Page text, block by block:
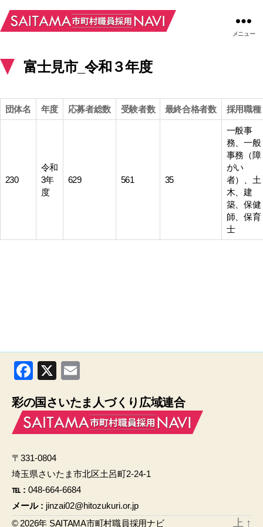
メニュー
富士見市_令和３年度
団体名 年度 応募者総数 受験者数 最終合格者数 採用職種
230
令和
3年
度
629 561 35
一般事
務、一般
事務（障
がい
者）、土
木、建
築、保健
師、保育
士
F
c
e
o
o
k
X
ail
彩の国さいたま人づくり広域連合
〒331-0804
埼玉県さいたま市北区土呂町2-24-1
℡ : 048-664-6684
メール : jinzai02@hitozukuri.or.jp
© 2026年 SAITAMA市町村職員採用ナビ 上 ↑